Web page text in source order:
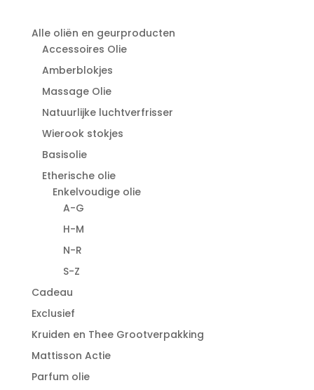
Alle oliën en geurproducten
Accessoires Olie
Amberblokjes
Massage Olie
Natuurlijke luchtverfrisser
Wierook stokjes
Basisolie
Etherische olie
Enkelvoudige olie
A-G
H-M
N-R
S-Z
Cadeau
Exclusief
Kruiden en Thee Grootverpakking
Mattisson Actie
Parfum olie